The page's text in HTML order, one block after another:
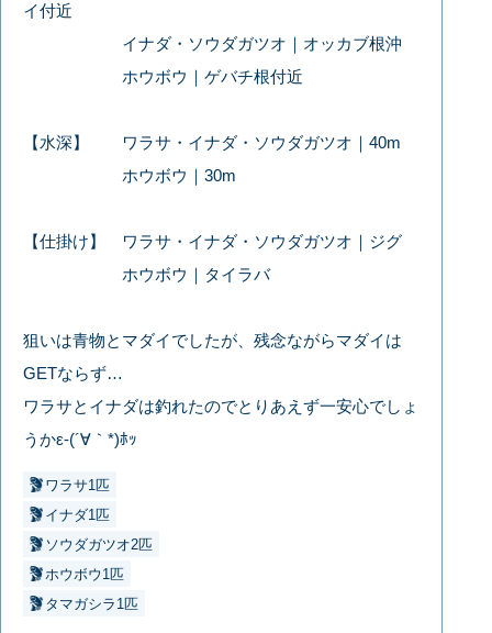
イ付近
イナダ・ソウダガツオ｜オッカブ根沖
ホウボウ｜ゲバチ根付近
【水深】 ワラサ・イナダ・ソウダガツオ｜40m
ホウボウ｜30m
【仕掛け】 ワラサ・イナダ・ソウダガツオ｜ジグ
ホウボウ｜タイラバ
狙いは青物とマダイでしたが、残念ながらマダイは
GETならず…
ワラサとイナダは釣れたのでとりあえず一安心でしょ
うかε-(´∀｀*)ﾎｯ
ワラサ1匹
イナダ1匹
ソウダガツオ2匹
ホウボウ1匹
タマガシラ1匹